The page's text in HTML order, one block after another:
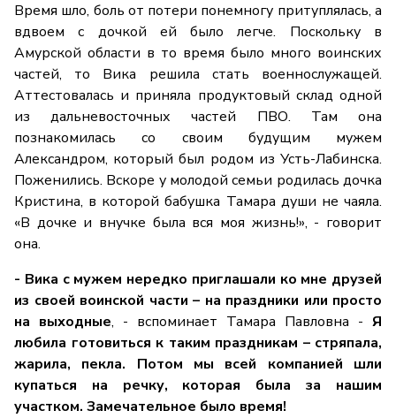
Время шло, боль от потери понемногу притуплялась, а
вдвоем с дочкой ей было легче. Поскольку в
Амурской области в то время было много воинских
частей, то Вика решила стать военнослужащей.
Аттестовалась и приняла продуктовый склад одной
из дальневосточных частей ПВО. Там она
познакомилась со своим будущим мужем
Александром, который был родом из Усть-Лабинска.
Поженились. Вскоре у молодой семьи родилась дочка
Кристина, в которой бабушка Тамара души не чаяла.
«В дочке и внучке была вся моя жизнь!», - говорит
она.
- Вика с мужем нередко приглашали ко мне друзей
из своей воинской части – на праздники или просто
на выходные, - вспоминает Тамара Павловна - Я
любила готовиться к таким праздникам – стряпала,
жарила, пекла. Потом мы всей компанией шли
купаться на речку, которая была за нашим
участком. Замечательное было время!